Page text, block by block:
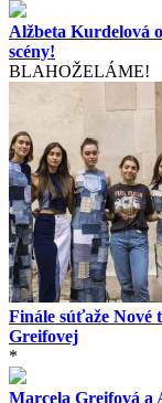
Alžbeta Kurdelová
scény!
BLAHOŽELÁME!
Finále súťaže Nové
Greifovej
*
Marcela Greifová a